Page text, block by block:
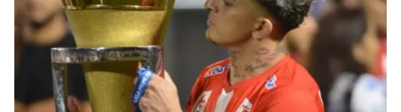
OTRAS LIGAS
STEELERS
TEXANS
HORNETS
HEAT